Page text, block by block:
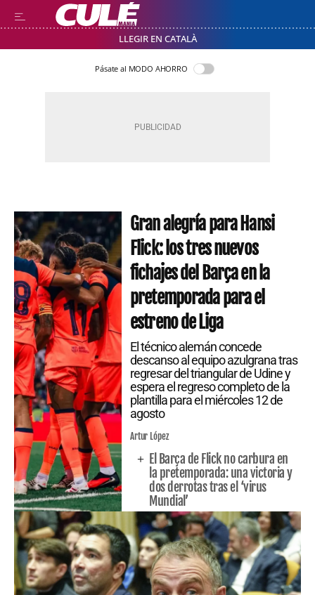
LLEGIR EN CATALÀ
Pásate al MODO AHORRO
Gran alegría para Hansi
Flick: los tres nuevos
fichajes del Barça en la
pretemporada para el
estreno de Liga
El técnico alemán concede
descanso al equipo azulgrana tras
regresar del triangular de Udine y
espera el regreso completo de la
plantilla para el miércoles 12 de
agosto
Artur López
El Barça de Flick no carbura en
la pretemporada: una victoria y
dos derrotas tras el ‘virus
Mundial’